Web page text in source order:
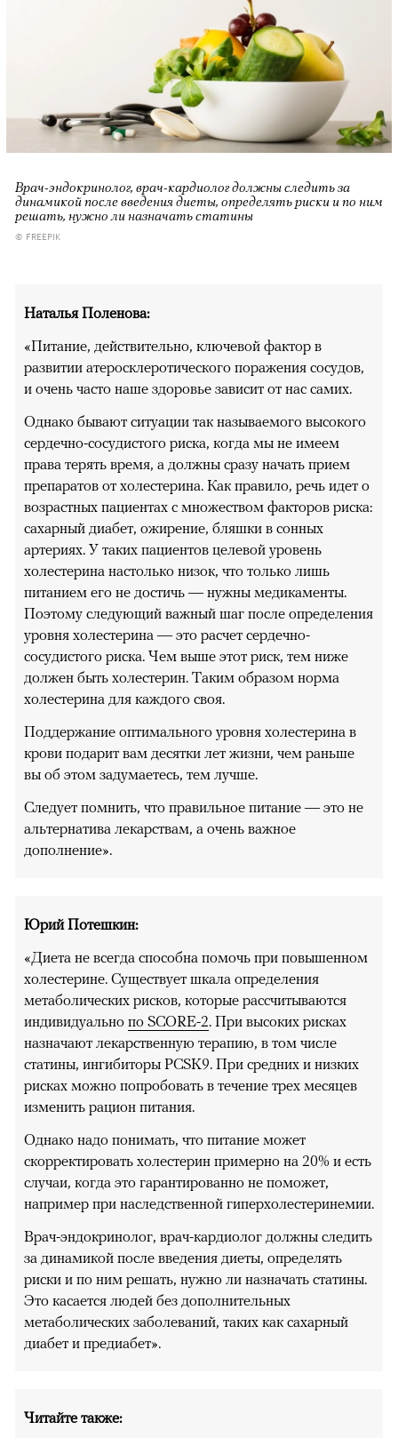
Врач-эндокринолог, врач-кардиолог должны следить за
динамикой после введения диеты, определять риски и по ним
решать, нужно ли назначать статины
© FREEPIK
Наталья Поленова:
«Питание, действительно, ключевой фактор в
развитии атеросклеротического поражения сосудов,
и очень часто наше здоровье зависит от нас самих.
Однако бывают ситуации так называемого высокого
сердечно-сосудистого риска, когда мы не имеем
права терять время, а должны сразу начать прием
препаратов от холестерина. Как правило, речь идет о
возрастных пациентах с множеством факторов риска:
сахарный диабет, ожирение, бляшки в сонных
артериях. У таких пациентов целевой уровень
холестерина настолько низок, что только лишь
питанием его не достичь — нужны медикаменты.
Поэтому следующий важный шаг после определения
уровня холестерина — это расчет сердечно-
сосудистого риска. Чем выше этот риск, тем ниже
должен быть холестерин. Таким образом норма
холестерина для каждого своя.
Поддержание оптимального уровня холестерина в
крови подарит вам десятки лет жизни, чем раньше
вы об этом задумаетесь, тем лучше.
Следует помнить, что правильное питание — это не
альтернатива лекарствам, а очень важное
дополнение».
Юрий Потешкин:
«Диета не всегда способна помочь при повышенном
холестерине. Существует шкала определения
метаболических рисков, которые рассчитываются
индивидуально по SCORE-2. При высоких рисках
назначают лекарственную терапию, в том числе
статины, ингибиторы PCSK9. При средних и низких
рисках можно попробовать в течение трех месяцев
изменить рацион питания.
Однако надо понимать, что питание может
скорректировать холестерин примерно на 20% и есть
случаи, когда это гарантированно не поможет,
например при наследственной гиперхолестеринемии.
Врач-эндокринолог, врач-кардиолог должны следить
за динамикой после введения диеты, определять
риски и по ним решать, нужно ли назначать статины.
Это касается людей без дополнительных
метаболических заболеваний, таких как сахарный
диабет и предиабет».
Читайте также: